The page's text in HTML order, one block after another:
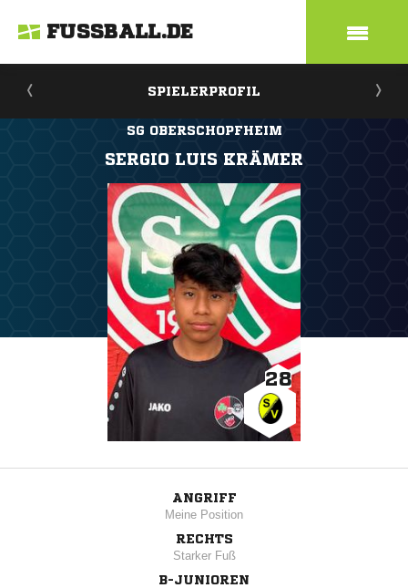
FUSSBALL.DE
SPIELERPROFIL
SG OBERSCHOPFHEIM
SERGIO LUIS KRÄMER
28
ANGRIFF
Meine Position
RECHTS
Starker Fuß
B-JUNIOREN